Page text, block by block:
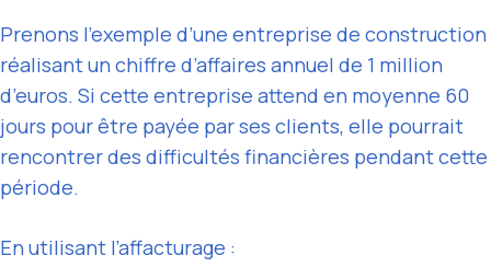
Prenons l’exemple d’une entreprise de construction
réalisant un chiffre d’affaires annuel de 1 million
d’euros. Si cette entreprise attend en moyenne 60
jours pour être payée par ses clients, elle pourrait
rencontrer des difficultés financières pendant cette
période.
En utilisant l’affacturage :